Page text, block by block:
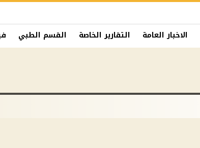
الاخبار العامة التقارير الخاصة القسم الطبي